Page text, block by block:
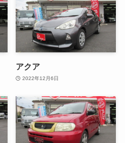
アクア
2022年12月6日